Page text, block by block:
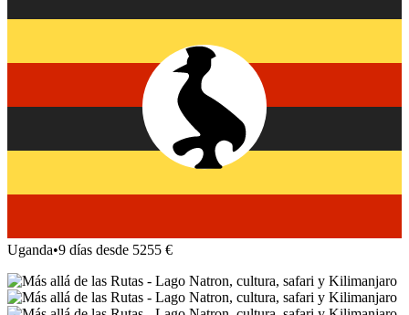
Uganda•9 días desde 5255 €